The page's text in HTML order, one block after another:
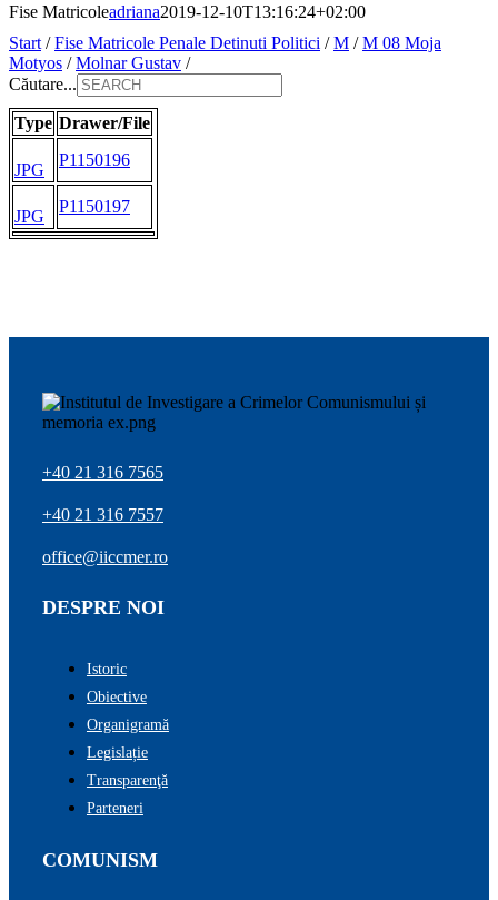
Fise Matricoleadriana2019-12-10T13:16:24+02:00
Start /Fise Matricole Penale Detinuti Politici /M /M 08 Moja
Motyos /Molnar Gustav /
Căutare...
Type Drawer/File
JPG
P1150196
JPG
P1150197
+40 21 316 7565
+40 21 316 7557
office@iiccmer.ro
DESPRE NOI
Istoric
Obiective
Organigramă
Legislație
Transparenţă
Parteneri
COMUNISM